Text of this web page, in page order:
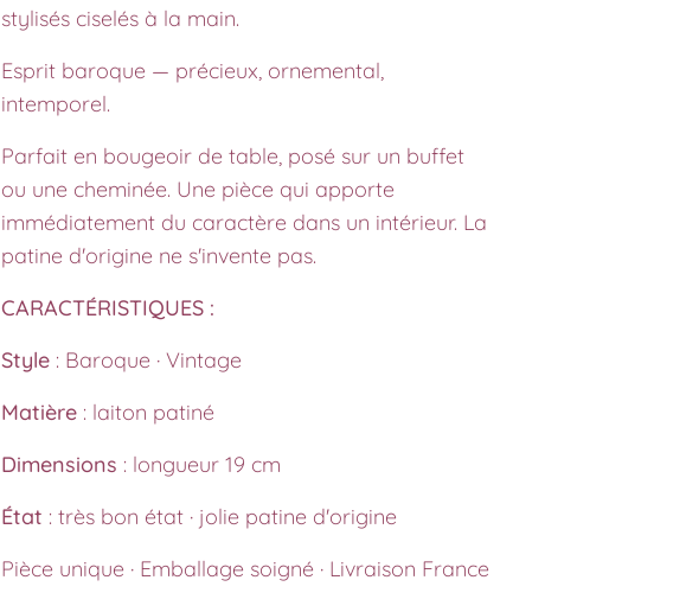
stylisés ciselés à la main.
Esprit baroque — précieux, ornemental,
intemporel.
Parfait en bougeoir de table, posé sur un buffet
ou une cheminée. Une pièce qui apporte
immédiatement du caractère dans un intérieur. La
patine d'origine ne s'invente pas.
CARACTÉRISTIQUES :
Style : Baroque · Vintage
Matière : laiton patiné
Dimensions : longueur 19 cm
État : très bon état · jolie patine d'origine
Pièce unique · Emballage soigné · Livraison France